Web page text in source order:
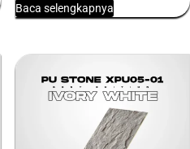
Baca selengkapnya